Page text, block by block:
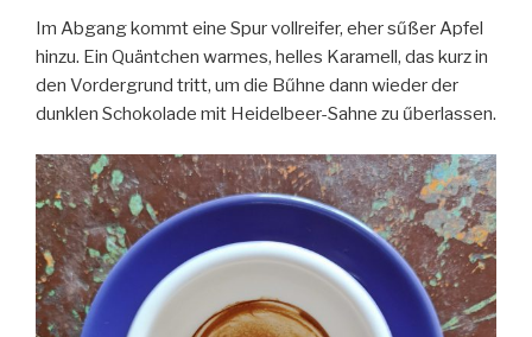
Im Abgang kommt eine Spur vollreifer, eher sűßer Apfel
hinzu. Ein Quäntchen warmes, helles Karamell, das kurz in
den Vordergrund tritt, um die Bűhne dann wieder der
dunklen Schokolade mit Heidelbeer-Sahne zu űberlassen.